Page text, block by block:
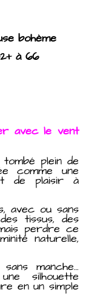
bohème
à 66
avec le vent
plein de
comme une
de plaisir à
avec ou sans
tissus, des
perdre ce
naturelle,
manche…
silhouette
en un simple